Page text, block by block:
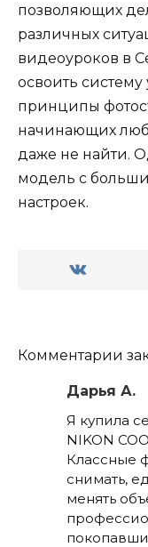
позволяющих
различных
видеоуроков в
освоить
принципы
начинающих
даже не найти.
модель с
настроек.
Комментарии
Дарья А.
Я купила
NIKON
Классные
снимать,
менять